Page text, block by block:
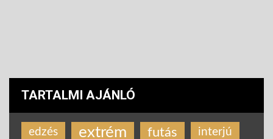
TARTALMI AJÁNLÓ
edzés extrém futás interjú